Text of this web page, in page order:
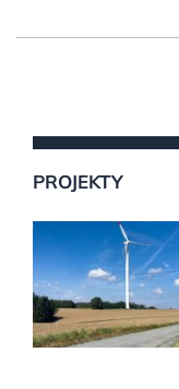
PROJEKTY